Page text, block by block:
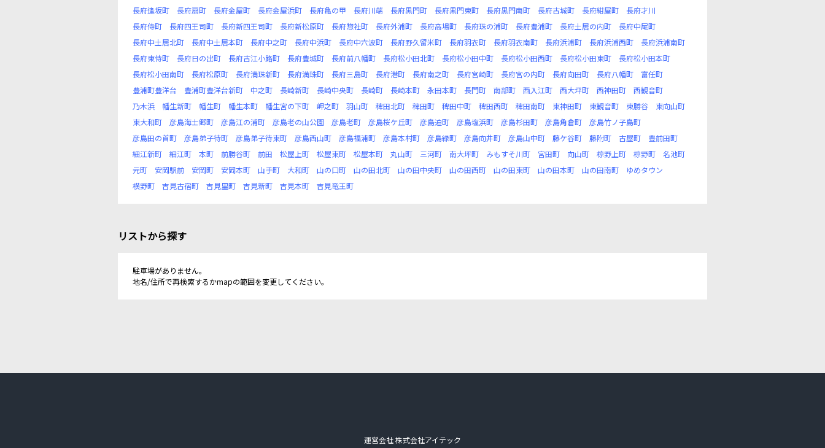
長府逢坂町
長府扇町 長府金屋町 長府金屋浜町 長府亀の甲 長府川端 長府黒門町 長府黒門東町 長府黒門南町 長府古城町 長府紺屋町
長府才川
長府侍町
長府四王司町 長府新四王司町 長府新松原町 長府惣社町 長府外浦町 長府高場町 長府珠の浦町 長府豊浦町 長府土居の内町
長府中尾町
長府中土居北町
長府中土居本町 長府中之町 長府中浜町 長府中六波町 長府野久留米町 長府羽衣町 長府羽衣南町 長府浜浦町 長府浜浦西町
長府浜浦南町
長府東侍町
長府日の出町 長府古江小路町 長府豊城町 長府前八幡町 長府松小田北町 長府松小田中町 長府松小田西町 長府松小田東町
長府松小田本町
長府松小田南町
長府松原町 長府満珠新町 長府満珠町 長府三島町 長府港町 長府南之町 長府宮崎町 長府宮の内町 長府向田町 長府八幡町
富任町
豊浦町豊洋台
豊浦町豊洋台新町 中之町 長崎新町 長崎中央町 長崎町 長崎本町 永田本町 長門町 南部町 西入江町 西大坪町 西神田町
西観音町
乃木浜
幡生新町 幡生町 幡生本町 幡生宮の下町 岬之町 羽山町 稗田北町 稗田町 稗田中町 稗田西町 稗田南町 東神田町 東観音町 東勝谷
東向山町
東大和町
彦島海士郷町 彦島江の浦町 彦島老の山公園 彦島老町 彦島桜ケ丘町 彦島迫町 彦島塩浜町 彦島杉田町 彦島角倉町
彦島竹ノ子島町
彦島田の首町
彦島弟子待町 彦島弟子待東町 彦島西山町 彦島福浦町 彦島本村町 彦島緑町 彦島向井町 彦島山中町 藤ケ谷町 藤附町 古屋町
豊前田町
細江新町
細江町 本町 前勝谷町 前田 松屋上町 松屋東町 松屋本町 丸山町 三河町 南大坪町 みもすそ川町 宮田町 向山町 椋野上町 椋野町
名池町
元町
安岡駅前 安岡町 安岡本町 山手町 大和町 山の口町 山の田北町 山の田中央町 山の田西町 山の田東町 山の田本町 山の田南町
ゆめタウン
横野町
吉見古宿町 吉見里町 吉見新町 吉見本町 吉見竜王町
リストから探す
駐車場がありません。
地名/住所で再検索するかmapの範囲を変更してください。
運営会社 株式会社アイテック